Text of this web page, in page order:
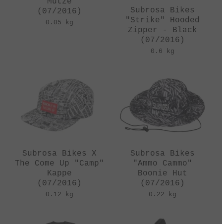
(07/2016)
0.05 kg
Subrosa Bikes
"Strike" Hooded
Zipper - Black
(07/2016)
0.6 kg
Subrosa Bikes X
The Come Up "Camp"
Kappe
(07/2016)
0.12 kg
Subrosa Bikes
"Ammo Cammo"
Boonie Hut
(07/2016)
0.22 kg